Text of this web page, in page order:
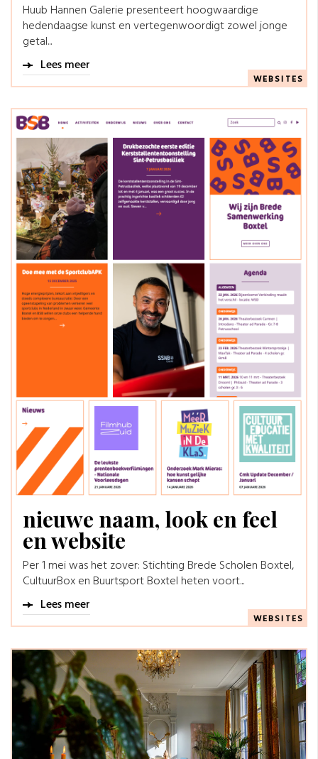
Huub Hannen Galerie presenteert hoogwaardige
hedendaagse kunst en vertegenwoordigt zowel jonge
getal...
Lees meer
WEBSITES
nieuwe naam, look en feel
en website
Per 1 mei was het zover: Stichting Brede Scholen Boxtel,
CultuurBox en Buurtsport Boxtel heten voort...
Lees meer
WEBSITES